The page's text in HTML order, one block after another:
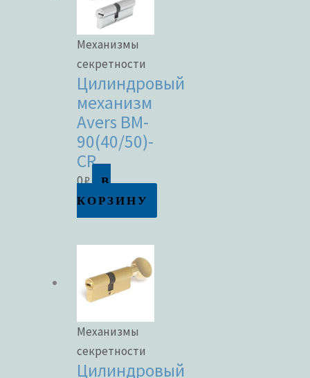
Механизмы
секретности
Цилиндровый
механизм
Avers BM-
90(40/50)-
CR
0₽
В
КОРЗИНУ
Механизмы
секретности
Цилиндровый